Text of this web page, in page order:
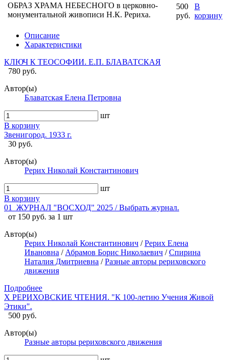
ОБРАЗ ХРАМА НЕБЕСНОГО в церковно-
монументальной живописи Н.К. Рериха.
500
руб.
В
корзину
Описание
Характеристики
КЛЮЧ К ТЕОСОФИИ. Е.П. БЛАВАТСКАЯ
780 руб.
Автор(ы)
Блаватская Елена Петровна
шт
В корзину
Звенигород. 1933 г.
30 руб.
Автор(ы)
Рерих Николай Константинович
шт
В корзину
01_ЖУРНАЛ "ВОСХОД" 2025 / Выбрать журнал.
от 150 руб. за 1 шт
Автор(ы)
Рерих Николай Константинович /Рерих Елена
Ивановна / Абрамов Борис Николаевич /Спирина
Наталия Дмитриевна /Разные авторы рериховского
движения
Подробнее
X РЕРИХОВСКИЕ ЧТЕНИЯ. "К 100-летию Учения Живой
Этики".
500 руб.
Автор(ы)
Разные авторы рериховского движения